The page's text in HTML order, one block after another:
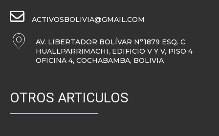
ACTIVOSBOLIVIA@GMAIL.COM
AV. LIBERTADOR BOLÍVAR N°1879 ESQ. C.
HUALLPARRIMACHI, EDIFICIO V Y V, PISO 4
OFICINA 4, COCHABAMBA, BOLIVIA
OTROS ARTICULOS